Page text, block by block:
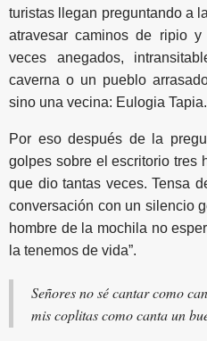
turistas llegan preguntando a
atravesar caminos de ripio y
veces anegados,
caverna o un pueblo
sino una vecina: Eulogia Tapia.
Por eso después de la
golpes sobre el escritorio tres
que dio tantas veces. Tensa
conversación con un silencio
hombre de la mochila no
la tenemos de vida”.
Señores no sé cantar como
mis coplitas como canta un